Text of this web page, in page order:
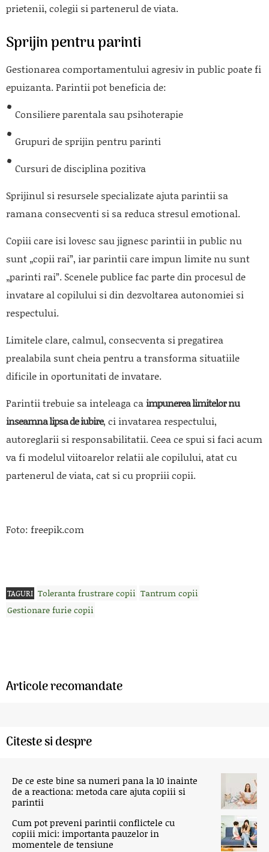
prietenii, colegii si partenerul de viata.
Sprijin pentru parinti
Gestionarea comportamentului agresiv in public poate fi
epuizanta. Parintii pot beneficia de:
Consiliere parentala sau psihoterapie
Grupuri de sprijin pentru parinti
Cursuri de disciplina pozitiva
Sprijinul si resursele specializate ajuta parintii sa
ramana consecventi si sa reduca stresul emotional.
Copiii care isi lovesc sau jignesc parintii in public nu
sunt „copii rai”, iar parintii care impun limite nu sunt
„parinti rai”. Scenele publice fac parte din procesul de
invatare al copilului si din dezvoltarea autonomiei si
respectului.
Limitele clare, calmul, consecventa si pregatirea
prealabila sunt cheia pentru a transforma situatiile
dificile in oportunitati de invatare.
Parintii trebuie sa inteleaga caimpunerea limitelor nu
inseamna lipsa de iubire, ci invatarea respectului,
autoreglarii si responsabilitatii. Ceea ce spui si faci acum
va fi modelul viitoarelor relatii ale copilului, atat cu
partenerul de viata, cat si cu propriii copii.
Foto: freepik.com
TAGURI Toleranta frustrare copii Tantrum copii
Gestionare furie copii
Articole recomandate
Citeste si despre
De ce este bine sa numeri pana la 10 inainte
de a reactiona: metoda care ajuta copiii si
parintii
Cum pot preveni parintii conflictele cu
copiii mici: importanta pauzelor in
momentele de tensiune